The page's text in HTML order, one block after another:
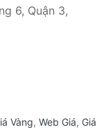
6, Quận 3,
Vàng, Web Giá, Giá